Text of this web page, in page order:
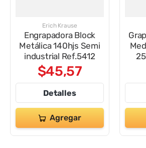
Erich Krause
Engrapadora Block
Metálica 140hjs Semi
industrial Ref.5412
$45,57
Detalles
Agregar